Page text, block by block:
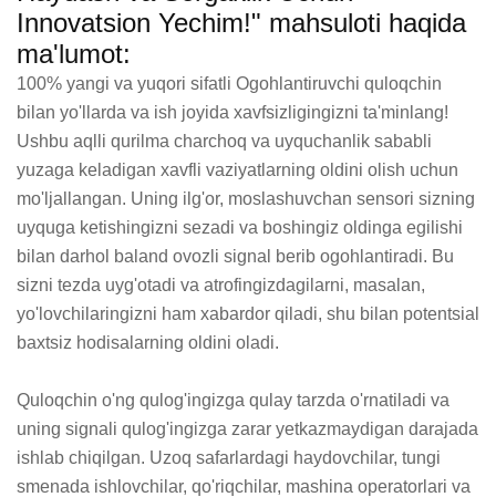
Innovatsion Yechim!" mahsuloti haqida
ma'lumot:
100% yangi va yuqori sifatli Ogohlantiruvchi quloqchin
bilan yo'llarda va ish joyida xavfsizligingizni ta'minlang!
Ushbu aqlli qurilma charchoq va uyquchanlik sababli
yuzaga keladigan xavfli vaziyatlarning oldini olish uchun
mo'ljallangan. Uning ilg'or, moslashuvchan sensori sizning
uyquga ketishingizni sezadi va boshingiz oldinga egilishi
bilan darhol baland ovozli signal berib ogohlantiradi. Bu
sizni tezda uyg'otadi va atrofingizdagilarni, masalan,
yo'lovchilaringizni ham xabardor qiladi, shu bilan potentsial
baxtsiz hodisalarning oldini oladi.
Quloqchin o'ng qulog'ingizga qulay tarzda o'rnatiladi va
uning signali qulog'ingizga zarar yetkazmaydigan darajada
ishlab chiqilgan. Uzoq safarlardagi haydovchilar, tungi
smenada ishlovchilar, qo'riqchilar, mashina operatorlari va